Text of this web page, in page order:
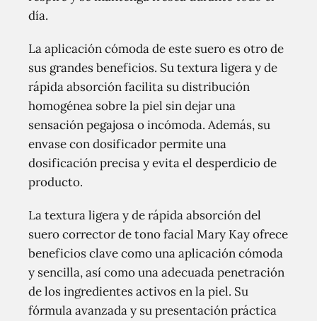
día.
La aplicación cómoda de este suero es otro de
sus grandes beneficios. Su textura ligera y de
rápida absorción facilita su distribución
homogénea sobre la piel sin dejar una
sensación pegajosa o incómoda. Además, su
envase con dosificador permite una
dosificación precisa y evita el desperdicio de
producto.
La textura ligera y de rápida absorción del
suero corrector de tono facial Mary Kay ofrece
beneficios clave como una aplicación cómoda
y sencilla, así como una adecuada penetración
de los ingredientes activos en la piel. Su
fórmula avanzada y su presentación práctica